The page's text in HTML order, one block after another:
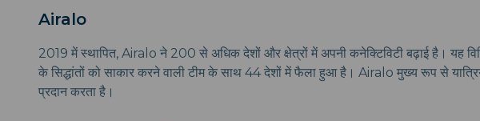
Airalo
2019 में स्थापित, Airalo ने 200 से अधिक देशों और क्षेत्रों में अपनी कनेक्टिविटी बढ़ाई है। यह
के सिद्धांतों को साकार करने वाली टीम के साथ 44 देशों में फैला हुआ है। Airalo मुख्य रूप से
प्रदान करता है।